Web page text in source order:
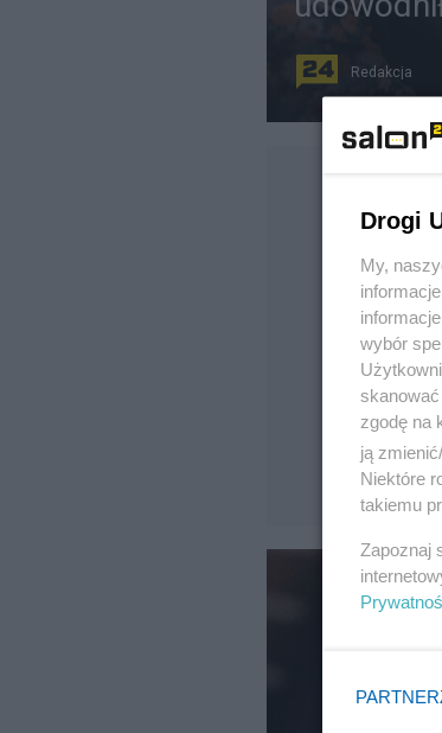
Redakcja
Drogi
My,
wybór
zgodę na
ją
Niektóre
takiemu
Zapoznaj